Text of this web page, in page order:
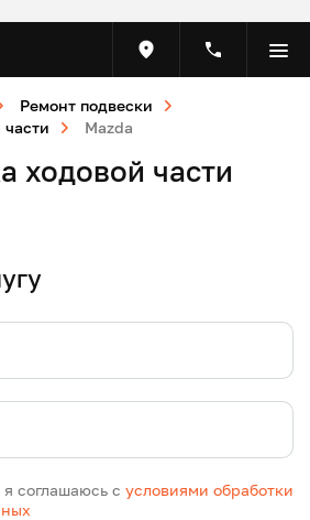
Ремонт подвески
Mazda
ходовой части
я соглашаюсь с условиями обработки